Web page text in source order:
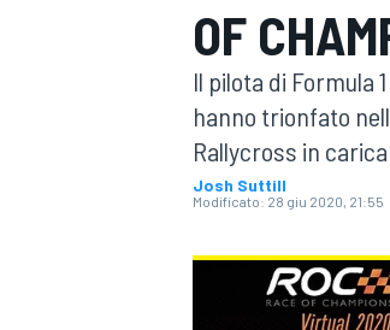
MOTOGP
OF
Il pilota di Formula
hanno trionfato
Rallycross in
Josh Suttill
Modificato: 28 giu 2020, 21:55